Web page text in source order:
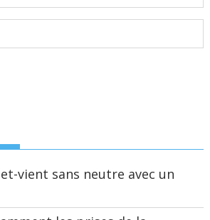
vient sans neutre avec un